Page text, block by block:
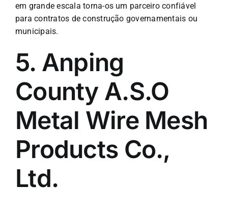
em grande escala torna-os um parceiro confiável
para contratos de construção governamentais ou
municipais.
5. Anping
County A.S.O
Metal Wire Mesh
Products Co.,
Ltd.